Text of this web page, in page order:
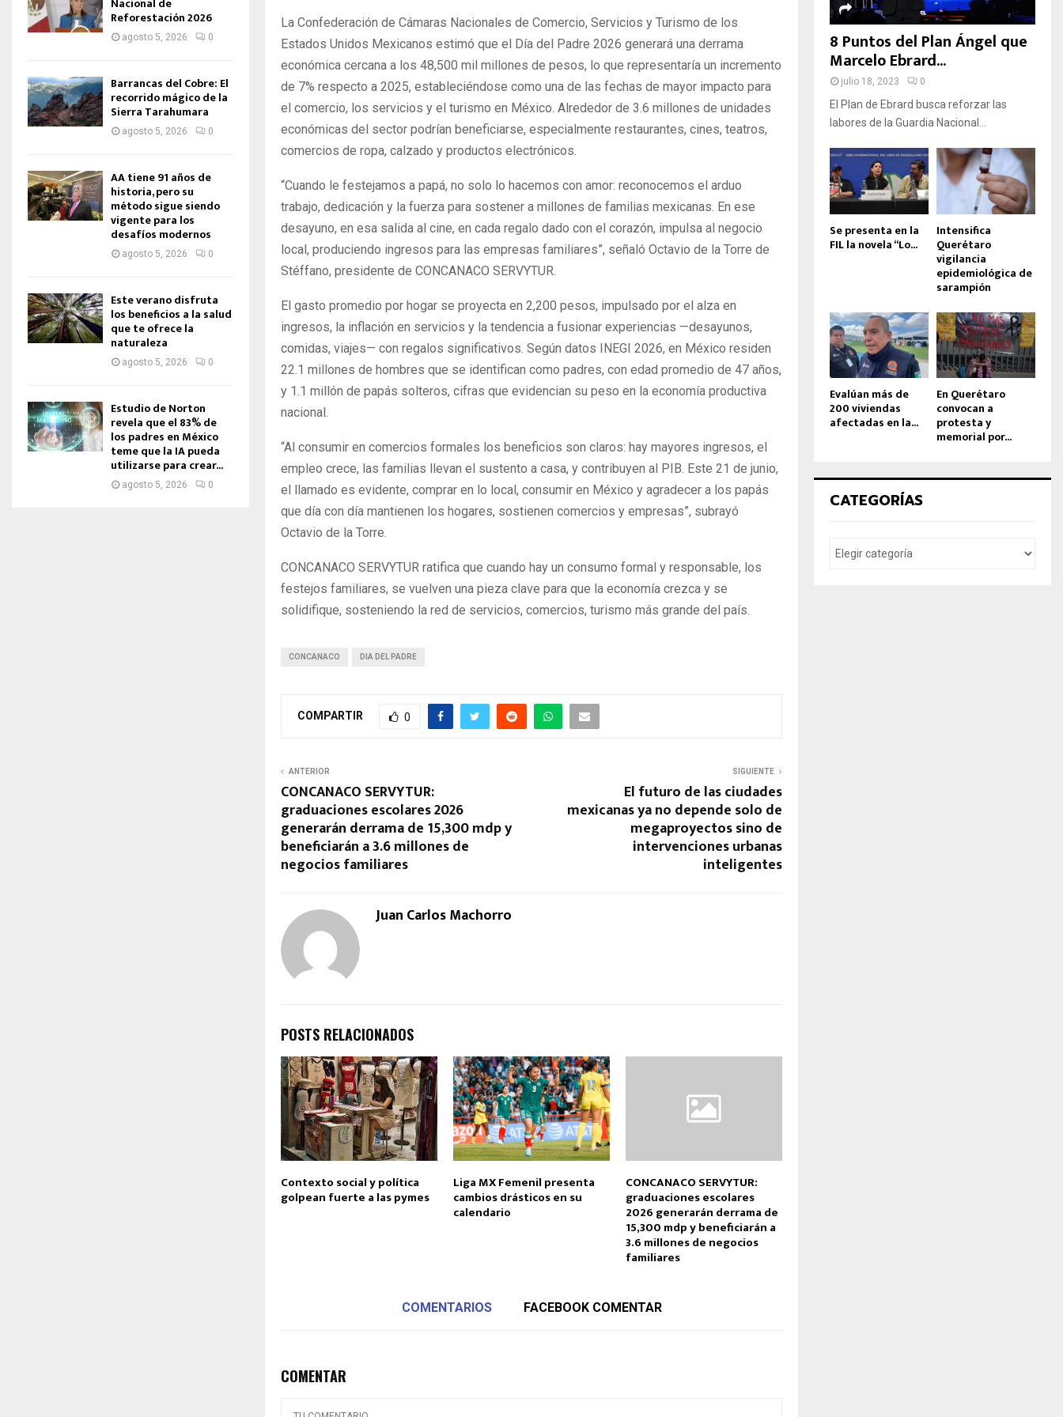
La Confederación de Cámaras Nacionales de Comercio, Servicios y Turismo de los
Estados Unidos Mexicanos estimó que el Día del Padre 2026 generará una derrama
económica cercana a los 48,500 mil millones de pesos, lo que representaría un incremento
de 7% respecto a 2025, estableciéndose como una de las fechas de mayor impacto para
el comercio, los servicios y el turismo en México. Alrededor de 3.6 millones de unidades
económicas del sector podrían beneficiarse, especialmente restaurantes, cines, teatros,
comercios de ropa, calzado y productos electrónicos.
“Cuando le festejamos a papá, no solo lo hacemos con amor: reconocemos el arduo
trabajo, dedicación y la fuerza para sostener a millones de familias mexicanas. En ese
desayuno, en esa salida al cine, en cada regalo dado con el corazón, impulsa al negocio
local, produciendo ingresos para las empresas familiares”, señaló Octavio de la Torre de
Stéffano, presidente de CONCANACO SERVYTUR.
El gasto promedio por hogar se proyecta en 2,200 pesos, impulsado por el alza en
ingresos, la inflación en servicios y la tendencia a fusionar experiencias —desayunos,
comidas, viajes— con regalos significativos. Según datos INEGI 2026, en México residen
22.1 millones de hombres que se identifican como padres, con edad promedio de 47 años,
y 1.1 millón de papás solteros, cifras que evidencian su peso en la economía productiva
nacional.
“Al consumir en comercios formales los beneficios son claros: hay mayores ingresos, el
empleo crece, las familias llevan el sustento a casa, y contribuyen al PIB. Este 21 de junio,
el llamado es evidente, comprar en lo local, consumir en México y agradecer a los papás
que día con día mantienen los hogares, sostienen comercios y empresas”, subrayó
Octavio de la Torre.
CONCANACO SERVYTUR ratifica que cuando hay un consumo formal y responsable, los
festejos familiares, se vuelven una pieza clave para que la economía crezca y se
solidifique, sosteniendo la red de servicios, comercios, turismo más grande del país.
CONCANACO DIA DEL PADRE
COMPARTIR 0
ANTERIOR
CONCANACO SERVYTUR:
graduaciones escolares 2026
generarán derrama de 15,300 mdp y
beneficiarán a 3.6 millones de
negocios familiares
SIGUIENTE
El futuro de las ciudades
mexicanas ya no depende solo de
megaproyectos sino de
intervenciones urbanas
inteligentes
Juan Carlos Machorro
POSTS RELACIONADOS
Contexto social y política
golpean fuerte a las pymes
Liga MX Femenil presenta
cambios drásticos en su
calendario
CONCANACO SERVYTUR:
graduaciones escolares
2026 generarán derrama de
15,300 mdp y beneficiarán a
3.6 millones de negocios
familiares
COMENTARIOS FACEBOOK COMENTAR
COMENTAR
Reforestación 2026
agosto 5, 2026 0
Barrancas del Cobre: El
recorrido mágico de la
Sierra Tarahumara
agosto 5, 2026 0
AA tiene 91 años de
historia, pero su
método sigue siendo
vigente para los
desafíos modernos
agosto 5, 2026 0
Este verano disfruta
los beneficios a la salud
que te ofrece la
naturaleza
agosto 5, 2026 0
Estudio de Norton
revela que el 83% de
los padres en México
teme que la IA pueda
utilizarse para crear...
agosto 5, 2026 0
8 Puntos del Plan Ángel que
Marcelo Ebrard...
julio 18, 2023 0
El Plan de Ebrard busca reforzar las
labores de la Guardia Nacional...
Se presenta en la
FIL la novela “Lo...
Intensifica
Querétaro
vigilancia
epidemiológica de
sarampión
Evalúan más de
200 viviendas
afectadas en la...
En Querétaro
convocan a
protesta y
memorial por...
CATEGORÍAS